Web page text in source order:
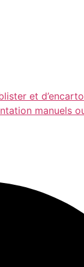
et
manuels